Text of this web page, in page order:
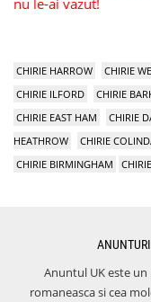
nu le-ai vazut!
CHIRIE HARROW CHIRIE
CHIRIE ILFORD
CHIRIE
CHIRIE EAST HAM
CHIRIE
HEATHROW
CHIRIE
CHIRIE BIRMINGHAM
Anuntul UK este
romaneasca si cea